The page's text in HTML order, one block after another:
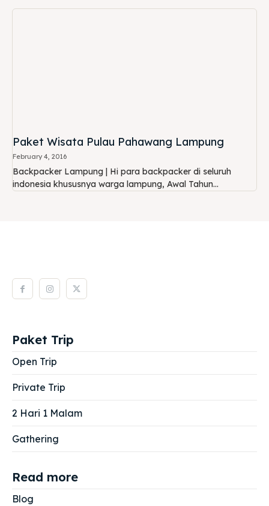
Paket Wisata Pulau Pahawang Lampung
February 4, 2016
Backpacker Lampung | Hi para backpacker di seluruh
indonesia khususnya warga lampung, Awal Tahun...
Paket Trip
Open Trip
Private Trip
2 Hari 1 Malam
Gathering
Read more
Blog